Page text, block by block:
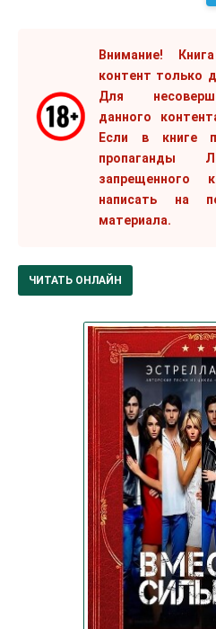
Внимание!
контент только
Для
данного
Если в книге
пропаганды
запрещенного
написать на
материала.
ЧИТАТЬ ОНЛАЙН